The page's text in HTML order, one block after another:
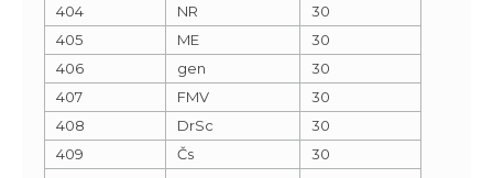
404
NR
30
405
ME
30
406
gen
30
407
FMV
30
408
DrSc
30
409
Čs
30